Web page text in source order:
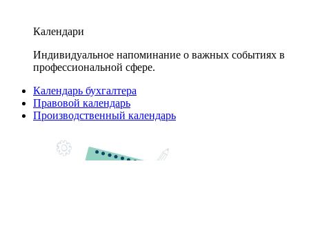
Календари
Индивидуальное напоминание о важных событиях в
профессиональной сфере.
Календарь бухгалтера
Правовой календарь
Производственный календарь